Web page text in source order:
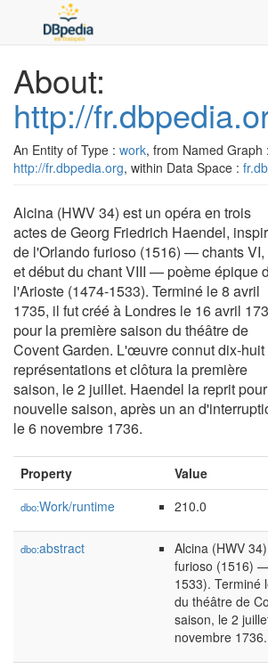
About:
http://
An Entity of Type : work, from Named Graph :
http://fr.dbpedia.org, within Data Space :
Alcina (HWV 34) est un opéra en trois
actes de Georg Friedrich Haendel,
de l'Orlando furioso (1516) — chants VI,
et début du chant VIII — poème épique
l'Arioste (1474-1533). Terminé le 8 avril
1735, il fut créé à Londres le 16 avril
pour la première saison du théâtre de
Covent Garden. L'œuvre connut dix-huit
représentations et clôtura la première
saison, le 2 juillet. Haendel la reprit
nouvelle saison, après un an
le 6 novembre 1736.
Property Value
dbo:Work/runtime 210.0
dbo:abstract
Alcina (HWV
furioso (1516)
1533). Terminé
du théâtre de
saison, le 2
novembre 1736.